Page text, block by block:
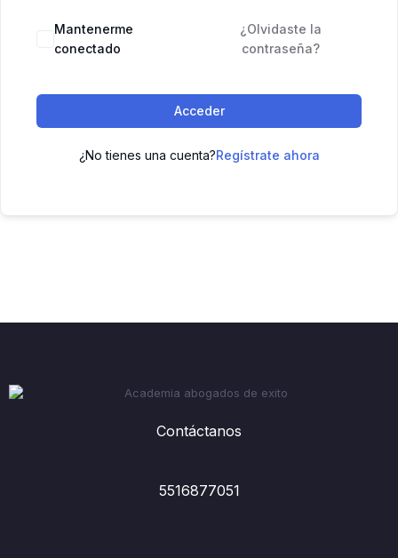
Mantenerme
conectado
¿Olvidaste la
contraseña?
Acceder
¿No tienes una cuenta?Regístrate ahora
Contáctanos
5516877051